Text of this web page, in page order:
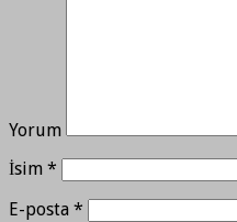
Yorum
İsim *
E-posta *